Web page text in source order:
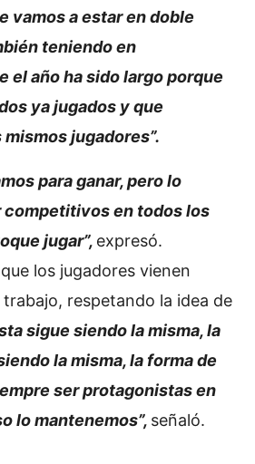
vamos a estar en doble
teniendo en
el año ha sido largo porque
ya jugados y que
jugadores”.
para ganar, pero lo
competitivos en todos los
jugar”, expresó.
los jugadores vienen
respetando la idea de
sigue siendo la misma, la
la misma, la forma de
ser protagonistas en
lo mantenemos”, señaló.